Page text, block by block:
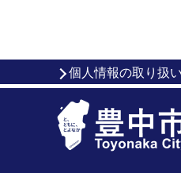
個人情報の取り扱